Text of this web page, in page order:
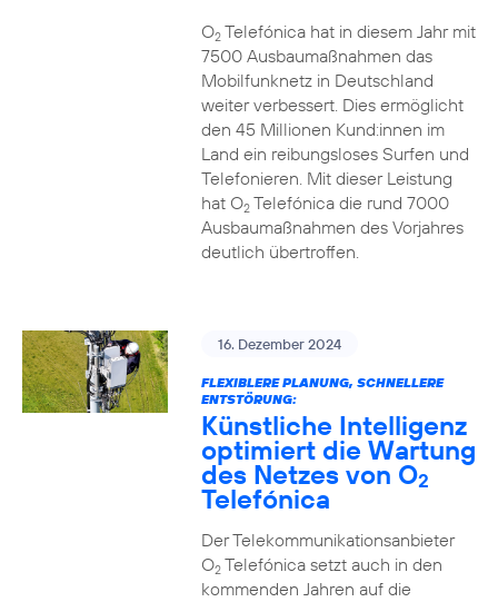
O2Telefónica hat in diesem Jahr mit
7500 Ausbaumaßnahmen das
Mobilfunknetz in Deutschland
weiter verbessert. Dies ermöglicht
den 45 Millionen Kund:innen im
Land ein reibungsloses Surfen und
Telefonieren. Mit dieser Leistung
hat O2Telefónica die rund 7000
Ausbaumaßnahmen des Vorjahres
deutlich übertroffen.
16. Dezember 2024
FLEXIBLERE PLANUNG, SCHNELLERE
ENTSTÖRUNG:
Künstliche Intelligenz
optimiert die Wartung
des Netzes von O2
Telefónica
Der Telekommunikationsanbieter
O2Telefónica setzt auch in den
kommenden Jahren auf die